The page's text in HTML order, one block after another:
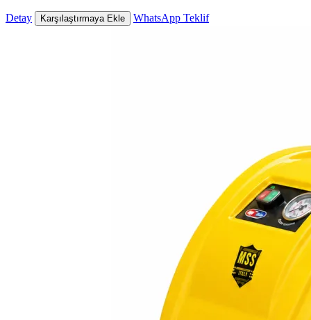
Detay Karşılaştırmaya Ekle WhatsApp Teklif